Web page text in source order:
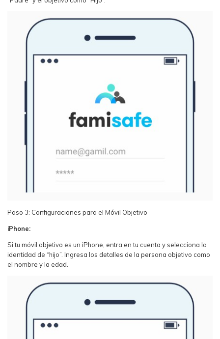
Paso 3: Configuraciones para el Móvil Objetivo
iPhone:
Si tu móvil objetivo es un iPhone, entra en tu cuenta y selecciona la
identidad de “hijo”. Ingresa los detalles de la persona objetivo como
el nombre y la edad.